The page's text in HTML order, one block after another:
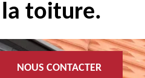
toiture.
NOUS CONTACTER